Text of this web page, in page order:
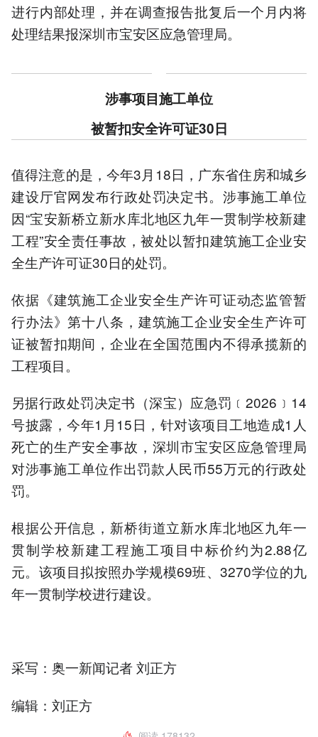
进行内部处理，并在调查报告批复后一个月内将
处理结果报深圳市宝安区应急管理局。
涉事项目施工单位
被暂扣安全许可证30日
值得注意的是，今年3月18日，广东省住房和城乡
建设厅官网发布行政处罚决定书。涉事施工单位
因“宝安新桥立新水库北地区九年一贯制学校新建
工程”安全责任事故，被处以暂扣建筑施工企业安
全生产许可证30日的处罚。
依据《建筑施工企业安全生产许可证动态监管暂
行办法》第十八条，建筑施工企业安全生产许可
证被暂扣期间，企业在全国范围内不得承揽新的
工程项目。
另据行政处罚决定书（深宝）应急罚﹝2026﹞14
号披露，今年1月15日，针对该项目工地造成1人
死亡的生产安全事故，深圳市宝安区应急管理局
对涉事施工单位作出罚款人民币55万元的行政处
罚。
根据公开信息，新桥街道立新水库北地区九年一
贯制学校新建工程施工项目中标价约为2.88亿
元。该项目拟按照办学规模69班、3270学位的九
年一贯制学校进行建设。
采写：奥一新闻记者 刘正方
编辑：刘正方